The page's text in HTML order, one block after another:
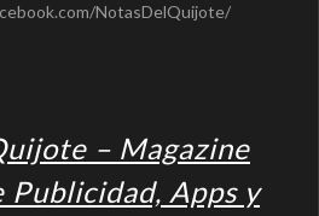
NotasDelQuijote/
– Magazine
Publicidad, Apps y